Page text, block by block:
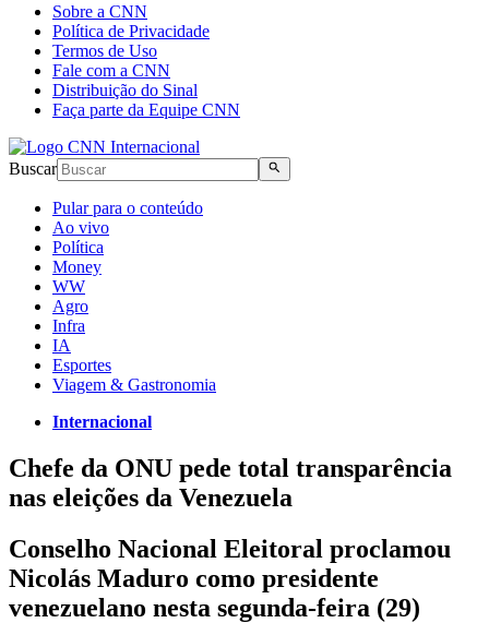
Sobre a CNN
Política de Privacidade
Termos de Uso
Fale com a CNN
Distribuição do Sinal
Faça parte da Equipe CNN
Buscar
Pular para o conteúdo
Ao vivo
Política
Money
WW
Agro
Infra
IA
Esportes
Viagem & Gastronomia
Internacional
Chefe da ONU pede total transparência
nas eleições da Venezuela
Conselho Nacional Eleitoral proclamou
Nicolás Maduro como presidente
venezuelano nesta segunda-feira (29)